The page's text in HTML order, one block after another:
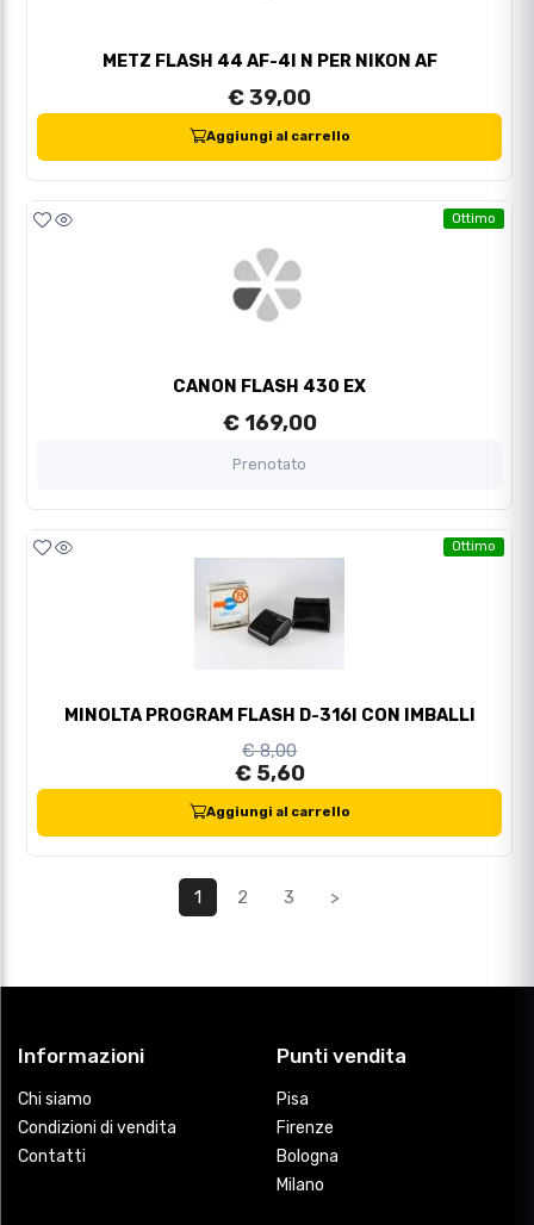
METZ FLASH 44 AF-4I N PER NIKON AF
€ 39,00
Aggiungi al carrello
Ottimo
CANON FLASH 430 EX
€ 169,00
Prenotato
Ottimo
MINOLTA PROGRAM FLASH D-316I CON IMBALLI
€ 8,00
€ 5,60
Aggiungi al carrello
1 2 3 >
Informazioni
Chi siamo
Condizioni di vendita
Contatti
Punti vendita
Pisa
Firenze
Bologna
Milano